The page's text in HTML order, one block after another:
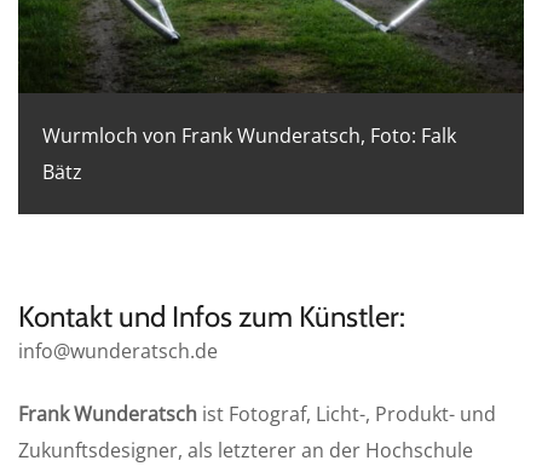
Wurmloch von Frank Wunderatsch, Foto: Falk
Bätz
Kontakt und Infos zum Künstler:
info@wunderatsch.de
Frank Wunderatsch ist Fotograf, Licht-, Produkt- und
Zukunftsdesigner, als letzterer an der Hochschule